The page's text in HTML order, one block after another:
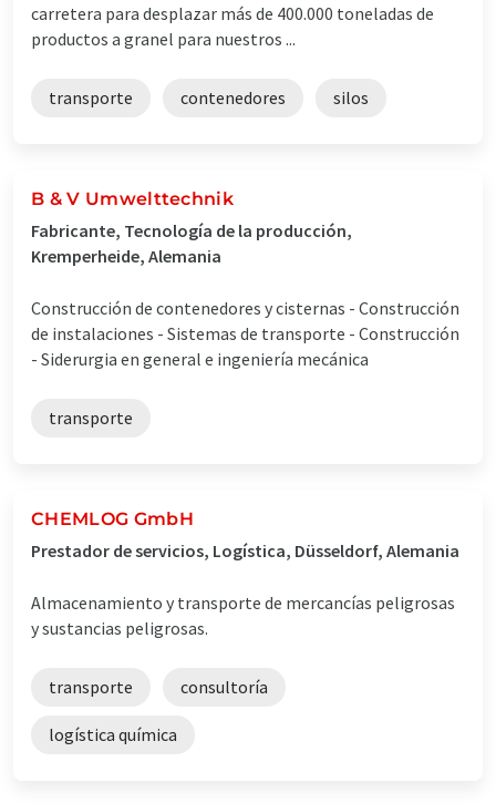
carretera para desplazar más de 400.000 toneladas de
productos a granel para nuestros ...
transporte contenedores silos
B & V Umwelttechnik
Fabricante, Tecnología de la producción,
Kremperheide, Alemania
Construcción de contenedores y cisternas - Construcción
de instalaciones - Sistemas de transporte - Construcción
- Siderurgia en general e ingeniería mecánica
transporte
CHEMLOG GmbH
Prestador de servicios, Logística, Düsseldorf, Alemania
Almacenamiento y transporte de mercancías peligrosas
y sustancias peligrosas.
transporte consultoría
logística química